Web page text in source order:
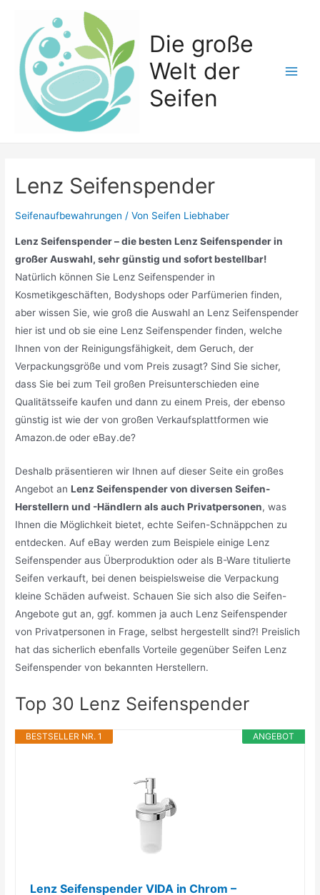
springen
Die große
Welt der
Seifen
Lenz Seifenspender
Seifenaufbewahrungen / Von Seifen Liebhaber
Lenz Seifenspender – die besten Lenz Seifenspender in
großer Auswahl, sehr günstig und sofort bestellbar!
Natürlich können Sie Lenz Seifenspender in
Kosmetikgeschäften, Bodyshops oder Parfümerien finden,
aber wissen Sie, wie groß die Auswahl an Lenz Seifenspender
hier ist und ob sie eine Lenz Seifenspender finden, welche
Ihnen von der Reinigungsfähigkeit, dem Geruch, der
Verpackungsgröße und vom Preis zusagt? Sind Sie sicher,
dass Sie bei zum Teil großen Preisunterschieden eine
Qualitätsseife kaufen und dann zu einem Preis, der ebenso
günstig ist wie der von großen Verkaufsplattformen wie
Amazon.de oder eBay.de?
Deshalb präsentieren wir Ihnen auf dieser Seite ein großes
Angebot anLenz Seifenspender von diversen Seifen-
Herstellern und -Händlern als auch Privatpersonen, was
Ihnen die Möglichkeit bietet, echte Seifen-Schnäppchen zu
entdecken. Auf eBay werden zum Beispiele einige Lenz
Seifenspender aus Überproduktion oder als B-Ware titulierte
Seifen verkauft, bei denen beispielsweise die Verpackung
kleine Schäden aufweist. Schauen Sie sich also die Seifen-
Angebote gut an, ggf. kommen ja auch Lenz Seifenspender
von Privatpersonen in Frage, selbst hergestellt sind?! Preislich
hat das sicherlich ebenfalls Vorteile gegenüber Seifen Lenz
Seifenspender von bekannten Herstellern.
Top 30 Lenz Seifenspender
ANGEBOT
BESTSELLER NR. 1
Lenz Seifenspender VIDA in Chrom –